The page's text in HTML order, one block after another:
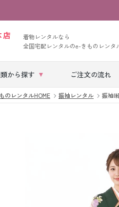
着物レンタルなら
全国宅配レンタルのe-きものレンタ
から探す ご注文の流れ
七五三レンタル
のレンタルHOME 振袖レンタル 振袖|